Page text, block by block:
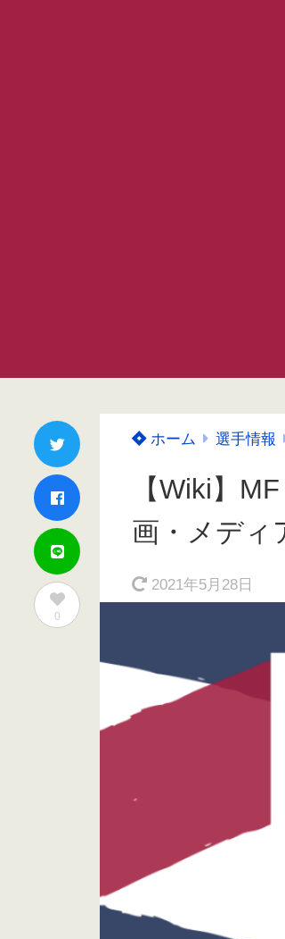
0
ホーム 選手情報
【Wiki】
画・メディ
2021年5月28日